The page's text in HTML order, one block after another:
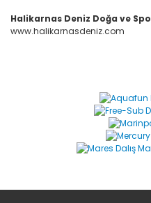
Halikarnas Deniz Doğa ve
www.halikarnasdeniz.com